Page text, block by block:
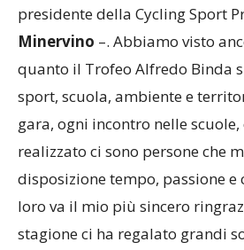
“Si conclude un anno
presidente della Cycling Sport
Minervino –. Abbiamo visto
quanto il Trofeo Alfredo Binda
sport, scuola, ambiente e
gara, ogni incontro nelle scuole,
realizzato ci sono persone che
disposizione tempo, passione e
loro va il mio più sincero